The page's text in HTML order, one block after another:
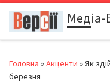
Перейти до вмісту
Медіа-
Головна »Акценти »Як
березня